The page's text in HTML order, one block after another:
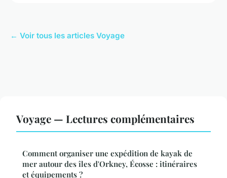
← Voir tous les articles Voyage
Voyage — Lectures complémentaires
Comment organiser une expédition de kayak de
mer autour des îles d'Orkney, Écosse : itinéraires
et équipements ?